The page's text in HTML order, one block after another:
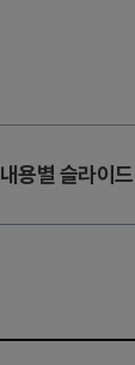
내용별 슬라이드